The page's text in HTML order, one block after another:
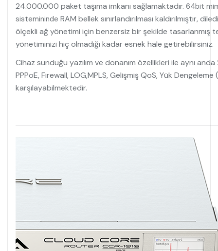
24.000.000 paket taşıma imkanı sağlamaktadır. 64bit
sistemininde RAM bellek sınırlandırılması kaldırılmıştır,
ölçekli ağ yönetimi için benzersiz bir şekilde tasarlanmış
yönetiminizi hiç olmadığı kadar esnek hale getirebilirsiniz.
Cihaz sunduğu yazılım ve donanım özellikleri ile aynı
PPPoE, Firewall, LOG,MPLS, Gelişmiş QoS, Yük
karşılayabilmektedir.